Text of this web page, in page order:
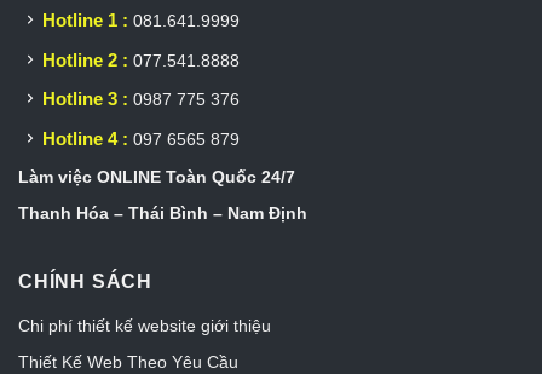
Hotline 1 : 081.641.9999
Hotline 2 : 077.541.8888
Hotline 3 : 0987 775 376
Hotline 4 : 097 6565 879
Làm việc ONLINE Toàn Quốc 24/7
Thanh Hóa – Thái Bình – Nam Định
CHÍNH SÁCH
Chi phí thiết kế website giới thiệu
Thiết Kế Web Theo Yêu Cầu